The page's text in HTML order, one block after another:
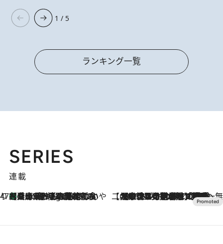
1 / 5
ランキング一覧
SERIES
連載
47都道府県の手みやげ ひんやりスイーツで夏を満喫
9 Hours Ago
【兵庫県】この夏絶対食べたい 冷やしておいしいおやつ3選 淡路島の恵みをジェラートに集約 【CREA×星野リゾート】唯一無二。癒しと発見が待つ場所へ
2026.8.7
【トンボの足水浴】ヒノキの香りに包まれて涼感マックス！約13℃の湧水かけ流しを避暑地「星野温泉 トンボの湯」で体験